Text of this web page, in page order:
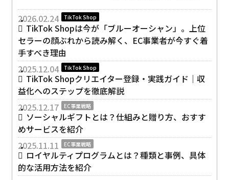
2026.02.24 TikTok Shop
TikTok Shopは今が「ブルーオーシャン」。上位
セラーの顔ぶれから読み解く、EC事業者が今すぐ着
手すべき理由
2025.12.04
TikTok Shop
TikTok Shopクリエイター登録・実践ガイド｜収
益化へのステップを徹底解説
2025.12.17
EC事業戦略
ソーシャルギフトとは？仕組みと贈り方、おすす
めサービスを紹介
2025.11.11
EC事業戦略
ロイヤルティプログラムとは？種類と事例、具体
的な活用方法を紹介